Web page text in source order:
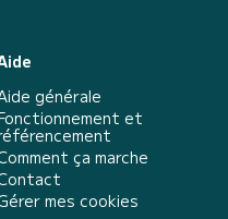
générale
et
ça marche
mes cookies